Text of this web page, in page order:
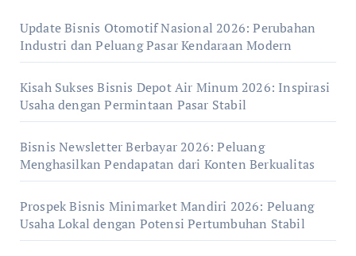
Update Bisnis Otomotif Nasional 2026: Perubahan
Industri dan Peluang Pasar Kendaraan Modern
Kisah Sukses Bisnis Depot Air Minum 2026: Inspirasi
Usaha dengan Permintaan Pasar Stabil
Bisnis Newsletter Berbayar 2026: Peluang
Menghasilkan Pendapatan dari Konten Berkualitas
Prospek Bisnis Minimarket Mandiri 2026: Peluang
Usaha Lokal dengan Potensi Pertumbuhan Stabil